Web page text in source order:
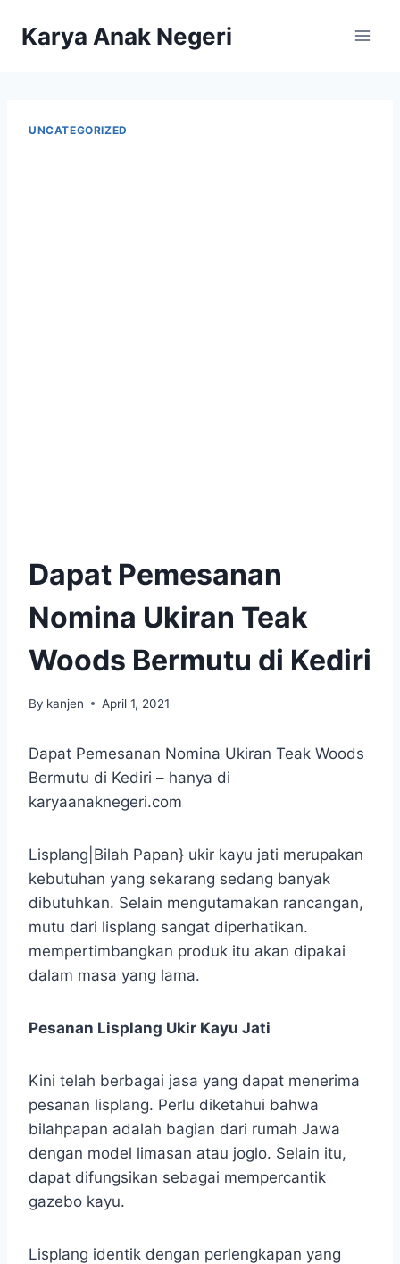
Karya Anak Negeri
UNCATEGORIZED
Dapat Pemesanan
Nomina Ukiran Teak
Woods Bermutu di Kediri
By kanjen April 1, 2021
Dapat Pemesanan Nomina Ukiran Teak Woods
Bermutu di Kediri – hanya di
karyaanaknegeri.com
Lisplang|Bilah Papan} ukir kayu jati merupakan
kebutuhan yang sekarang sedang banyak
dibutuhkan. Selain mengutamakan rancangan,
mutu dari lisplang sangat diperhatikan.
mempertimbangkan produk itu akan dipakai
dalam masa yang lama.
Pesanan Lisplang Ukir Kayu Jati
Kini telah berbagai jasa yang dapat menerima
pesanan lisplang. Perlu diketahui bahwa
bilahpapan adalah bagian dari rumah Jawa
dengan model limasan atau joglo. Selain itu,
dapat difungsikan sebagai mempercantik
gazebo kayu.
Lisplang identik dengan perlengkapan yang